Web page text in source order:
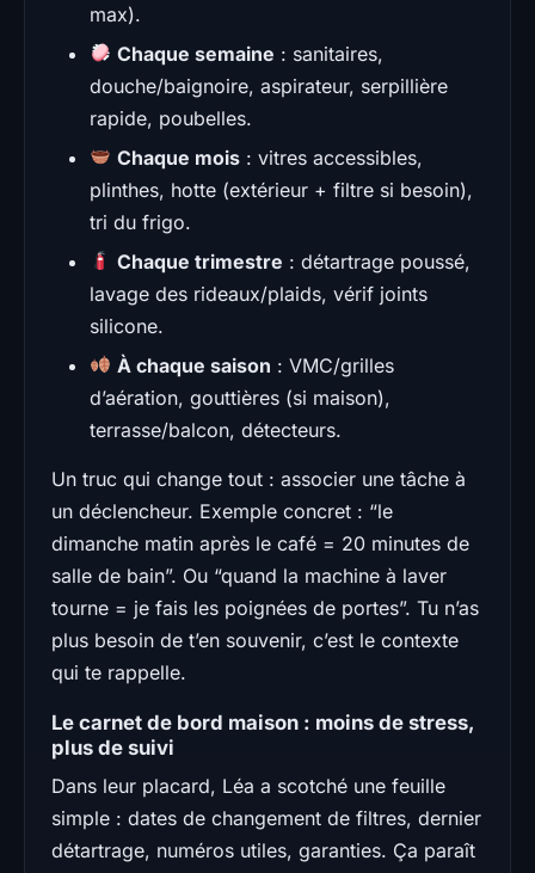
max).
Chaque semaine : sanitaires,
douche/baignoire, aspirateur, serpillière
rapide, poubelles.
Chaque mois : vitres accessibles,
plinthes, hotte (extérieur + filtre si besoin),
tri du frigo.
Chaque trimestre : détartrage poussé,
lavage des rideaux/plaids, vérif joints
silicone.
À chaque saison : VMC/grilles
d’aération, gouttières (si maison),
terrasse/balcon, détecteurs.
Un truc qui change tout : associer une tâche à
un déclencheur. Exemple concret : “le
dimanche matin après le café = 20 minutes de
salle de bain”. Ou “quand la machine à laver
tourne = je fais les poignées de portes”. Tu n’as
plus besoin de t’en souvenir, c’est le contexte
qui te rappelle.
Le carnet de bord maison : moins de stress,
plus de suivi
Dans leur placard, Léa a scotché une feuille
simple : dates de changement de filtres, dernier
détartrage, numéros utiles, garanties. Ça paraît